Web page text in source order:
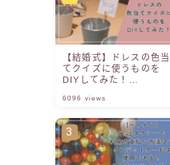
【結婚式】ドレスの色当
てクイズに使うものを
DIYしてみた！
ベ】
6096 views